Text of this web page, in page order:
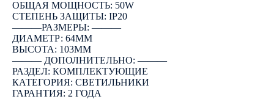
ОБЩАЯ МОЩНОСТЬ: 50W
СТЕПЕНЬ ЗАЩИТЫ: IP20
―――РАЗМЕРЫ: ―――
ДИАМЕТР: 64ММ
ВЫСОТА: 103ММ
――― ДОПОЛНИТЕЛЬНО: ―――
РАЗДЕЛ: КОМПЛЕКТУЮЩИЕ
КАТЕГОРИЯ: СВЕТИЛЬНИКИ
ГАРАНТИЯ: 2 ГОДА